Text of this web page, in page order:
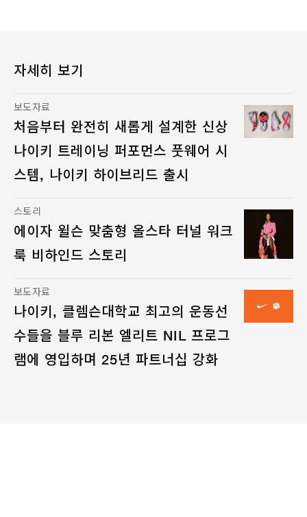
자세히 보기
보도자료
처음부터 완전히 새롭게 설계한 신상
나이키 트레이닝 퍼포먼스 풋웨어 시
스템, 나이키 하이브리드 출시
스토리
에이자 윌슨 맞춤형 올스타 터널 워크
룩 비하인드 스토리
보도자료
나이키, 클렘슨대학교 최고의 운동선
수들을 블루 리본 엘리트 NIL 프로그
램에 영입하며 25년 파트너십 강화